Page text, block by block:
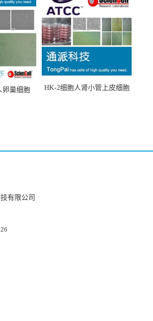
卵巢细胞
HK-2细胞人肾小管上皮细胞
有限公司